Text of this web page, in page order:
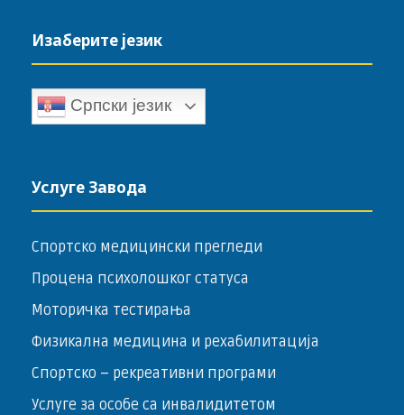
Изаберите језик
Српски језик
Услуге Завода
Спортско медицински прегледи
Процена психолошког статуса
Моторичка тестирања
Физикална медицина и рехабилитација
Спортско – ­рекреативни програми
Услуге за особе са инвалидитетом